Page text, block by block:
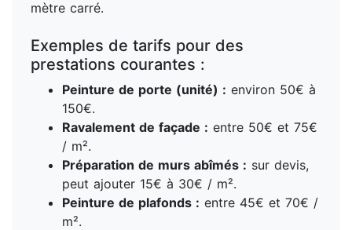
mètre carré.
Exemples de tarifs pour des
prestations courantes :
Peinture de porte (unité) : environ 50€ à
150€.
Ravalement de façade : entre 50€ et 75€
/ m².
Préparation de murs abîmés : sur devis,
peut ajouter 15€ à 30€ / m².
Peinture de plafonds : entre 45€ et 70€ /
m².